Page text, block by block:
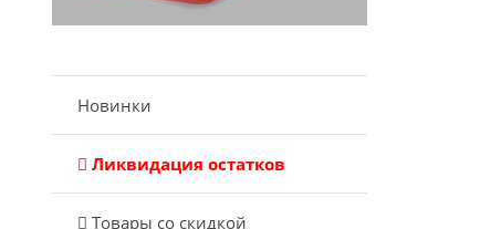
Новинки
Ликвидация остатков
Товары со скидкой